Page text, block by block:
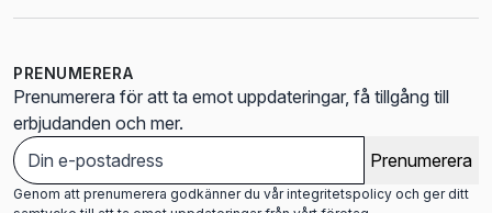
PRENUMERERA
Prenumerera för att ta emot uppdateringar, få tillgång till
erbjudanden och mer.
Prenumerera
Genom att prenumerera godkänner du vår integritetspolicy och ger ditt